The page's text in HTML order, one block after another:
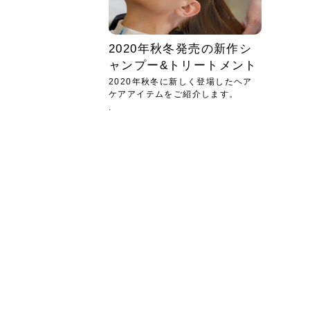
2020年秋冬発売の新作シ
ャンプー&トリートメント
2020年秋冬に新しく登場したヘア
ケアアイテムをご紹介します。